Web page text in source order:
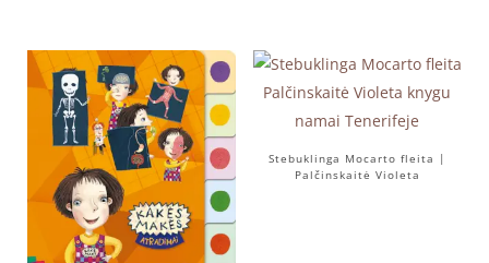
Stebuklinga Mocarto fleita |
Palčinskaitė Violeta